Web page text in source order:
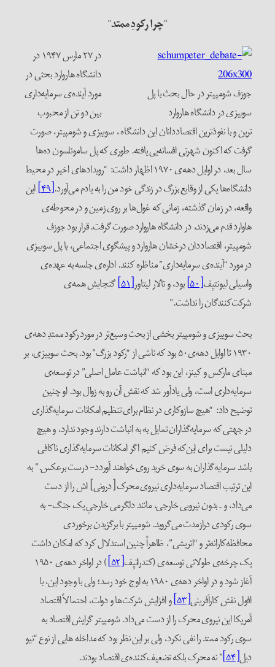
“چرا رکودِ ممتد”
جوزف شومپیتر در حال بحث با پل
سوییزی در دانشگاه هاروارد
در ۲۷ مارس ۱۹۴۷ در
دانشگاه هاروارد بحثی در
مورد آینده‌ی سرمایه‌داری
بین دو تن از محبوب
ترین و با نفوذترین اقتصاددانان این دانشگاه ، سوییزی و شومپیتر، صورت
گرفت که اکنون شهرتی افسانه‌یی یافته. ‌طوری که پل ساموئلسون ده‌ها
سال بعد، در اوایل دهه‌ی ۱۹۷۰ اظهار داشت: “رویدادهای اخیر در محیط
دانشگاه‌ها یکی از وقایع بزرگ در زندگی خود من را به یادم می‌آورد.[۴۹]
این
واقعه، در زمان گذشته، زمانی که غول‌ها بر روی زمین و در محوطه‌ی
هاوارد قدم می‌زدند، در دانشگاه هاروارد صورت گرفت. قرار بود جوزف
شومپیتر، اقتصاددان درخشان هاروارد و پیشگوی اجتماعی، با پل سوییزی
در مورد “آینده‌ی سرمایه‌داری” مناظره کنند. اداره‌ی جلسه به عهده‌ی
واسیلی لیونتیِف[۵۰] بود، و تالار لیتاور[۵۱]
گنجایش همه‌ی
شرکت‌کنندگان را نداشت.”
بحث سوییزی و شومپیتر بخشی از بحث وسیع‌تر در مورد رکود ممتدِ دهه‌ی‌
۱۹۳۰ تا اوایل دهه‌ی۵۰ بود که ناشی از “رکود بزرگ” بود. بحث سوییزی، بر
مبنای مارکس و کینز، این بود که “انباشت عامل اصلی” در توسعه‌ی
سرمایه‌داری است، ولی یادآور شد که نقش آن رو به زوال بود. او چنین
توضیح داد: “هیچ سازوکاری در نظام برای تنظیم امکانات سرمایه‌گذاری
در جهتی که سرمایه‌گذاران تمایل به به انباشت دارند وجود ندارد، و هیچ
دلیلی نیست برای این‌که فرض کنیم اگر امکانات سرمایه‌گذاری ناکافی
باشد سرمایه‌گذاران به سوی خرید روی خواهند آوردد- درست برعکس.” به
این ترتیب اقتصاد سرمایه‌داری نیروی محرک [درونی] اش را از دست
می‌داد، و – بدون نیرویی خارجی، مانند دلگرمی خارجیِ یک جنگ- به
سوی رکودی درازمدت می‌گروید. شومپیتر با برگزیدن برخوردی
محافظه‌کارانه‌تر و “اتریشی”، ظاهراً چنین استدلال کرد که امکان داشت
یک چرخه‌ی طولانی توسعه‌ی (کندراتیِف[۵۲]
) در اواخر دهه‌ی ۱۹۵۰
آغاز شود و در اواخر دهه‌ی ۱۹۸۰ به اوج خود رسد؛ ولی با وجود این، با
افول نقش کارآفرینی[۵۳]
و افزایش شرکت‌ها و دولت، احتمالاً اقتصاد
آمریکا این نیروی محرک را از دست می‌داد. شومپیتر گرایش اقتصاد به
سوی رکود ممتد را نفی نکرد، ولی بر این نظر بود که مداخله هایی از نوع “نیو
دیل[۵۴]
” نه محرک بلکه تضعیف‌کننده‌ی اقتصاد بودند.